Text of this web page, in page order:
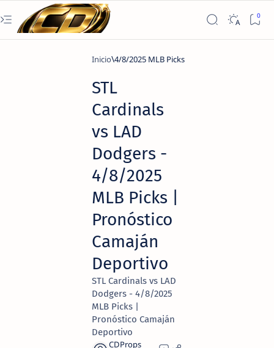
Inicio 4/8/2025 MLB Picks
STL
Cardinals
vs LAD
Dodgers -
4/8/2025
MLB Picks |
Pronóstico
Camaján
Deportivo
STL Cardinals vs LAD
Dodgers - 4/8/2025
MLB Picks |
Pronóstico Camaján
Deportivo